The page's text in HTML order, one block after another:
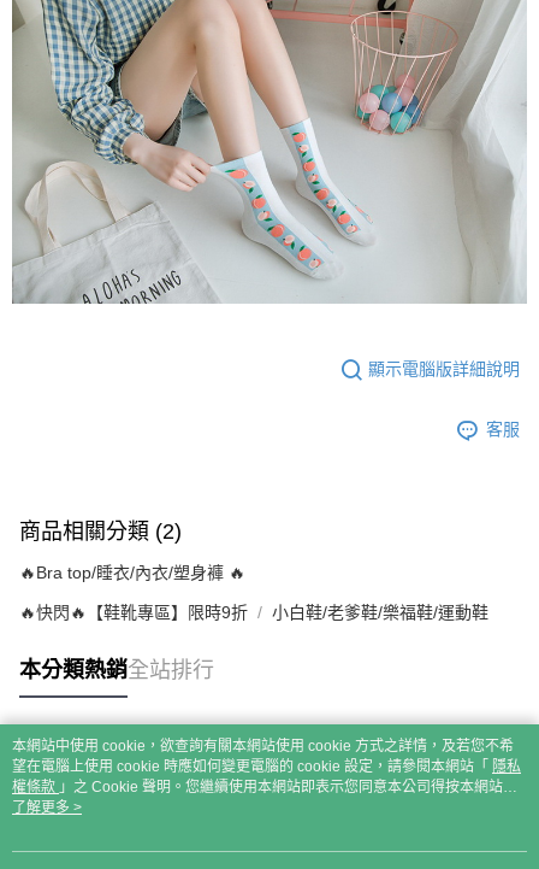
顯示電腦版詳細說明
客服
商品相關分類 (2)
🔥Bra top/睡衣/內衣/塑身褲 🔥
🔥快閃🔥【鞋靴專區】限時9折 小白鞋/老爹鞋/樂福鞋/運動鞋
本分類熱銷全站排行
熱門標籤
本網站中使用 cookie，欲查詢有關本網站使用 cookie 方式之詳情，及若您不希
望在電腦上使用 cookie 時應如何變更電腦的 cookie 設定，請參閱本網站「 隱私
權條款 」之 Cookie 聲明。您繼續使用本網站即表示您同意本公司得按本網站使
用條款之 Cookie 聲明使用 cookie。
了解更多 >